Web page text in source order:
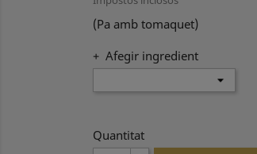
(Pa amb tomaquet)
+ Afegir ingredient
Quantitat